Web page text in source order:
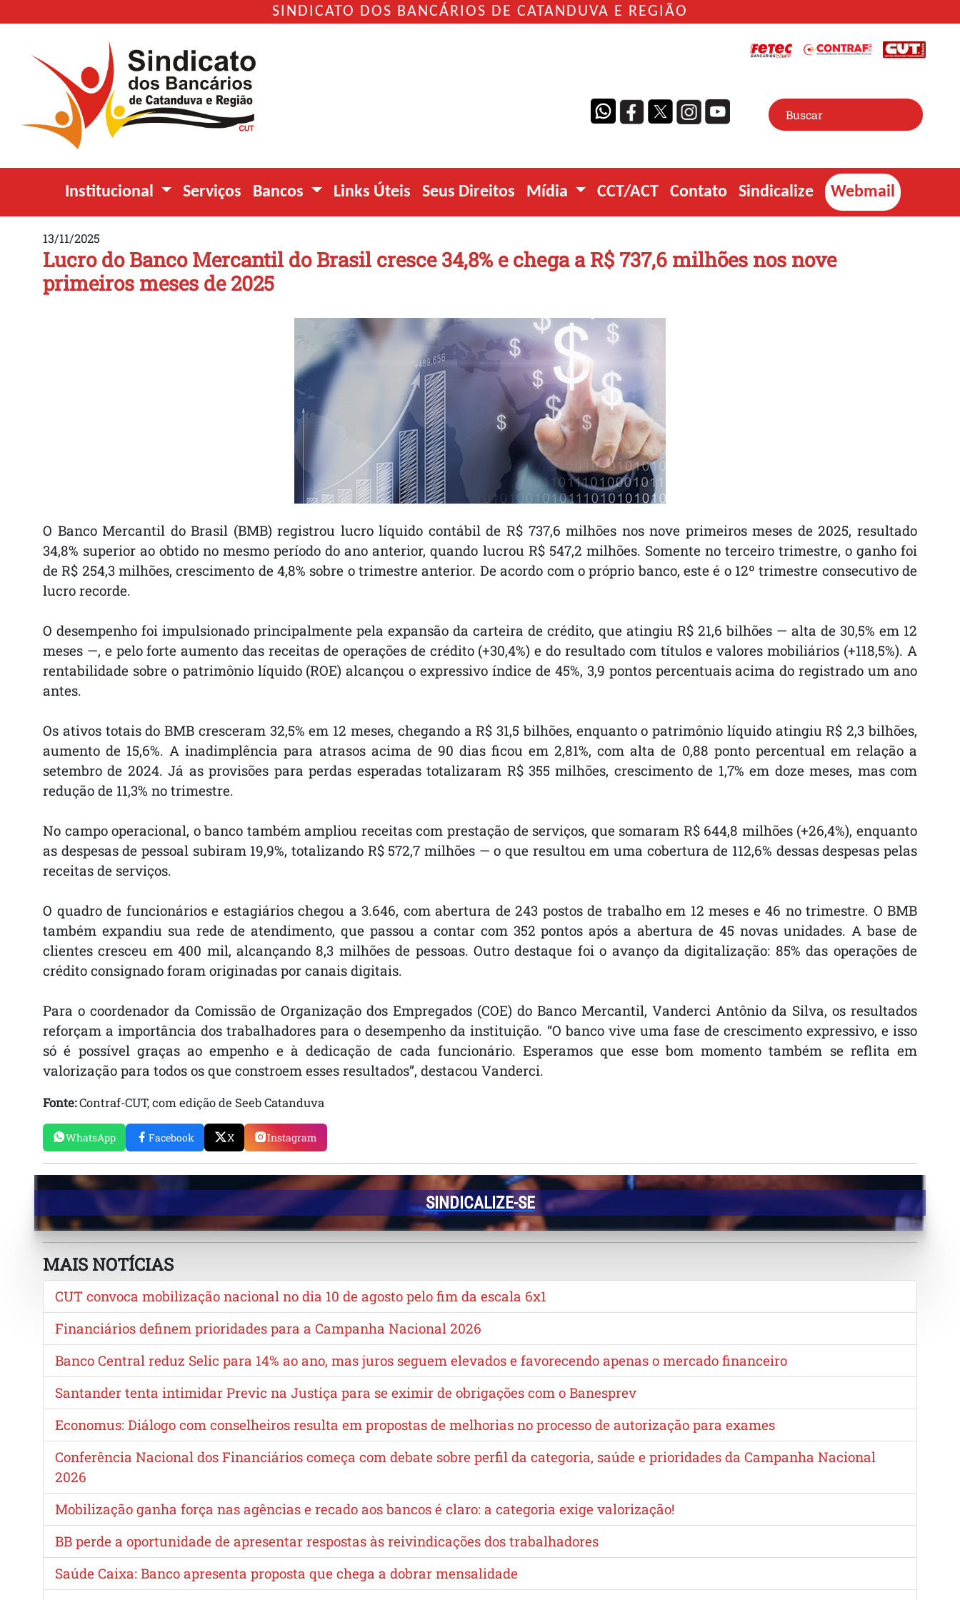
SINDICATO DOS BANCÁRIOS DE CATANDUVA E REGIÃO
Institucional Serviços Bancos Links Úteis Seus Direitos Mídia CCT/ACT Contato Sindicalize Webmail
13/11/2025
Lucro do Banco Mercantil do Brasil cresce 34,8% e chega a R$ 737,6 milhões nos nove
primeiros meses de 2025
O Banco Mercantil do Brasil (BMB) registrou lucro líquido contábil de R$ 737,6 milhões nos nove primeiros meses de 2025, resultado
34,8% superior ao obtido no mesmo período do ano anterior, quando lucrou R$ 547,2 milhões. Somente no terceiro trimestre, o ganho foi
de R$ 254,3 milhões, crescimento de 4,8% sobre o trimestre anterior. De acordo com o próprio banco, este é o 12º trimestre consecutivo de
lucro recorde.
O desempenho foi impulsionado principalmente pela expansão da carteira de crédito, que atingiu R$ 21,6 bilhões — alta de 30,5% em 12
meses —, e pelo forte aumento das receitas de operações de crédito (+30,4%) e do resultado com títulos e valores mobiliários (+118,5%). A
rentabilidade sobre o patrimônio líquido (ROE) alcançou o expressivo índice de 45%, 3,9 pontos percentuais acima do registrado um ano
antes.
Os ativos totais do BMB cresceram 32,5% em 12 meses, chegando a R$ 31,5 bilhões, enquanto o patrimônio líquido atingiu R$ 2,3 bilhões,
aumento de 15,6%. A inadimplência para atrasos acima de 90 dias ficou em 2,81%, com alta de 0,88 ponto percentual em relação a
setembro de 2024. Já as provisões para perdas esperadas totalizaram R$ 355 milhões, crescimento de 1,7% em doze meses, mas com
redução de 11,3% no trimestre.
No campo operacional, o banco também ampliou receitas com prestação de serviços, que somaram R$ 644,8 milhões (+26,4%), enquanto
as despesas de pessoal subiram 19,9%, totalizando R$ 572,7 milhões — o que resultou em uma cobertura de 112,6% dessas despesas pelas
receitas de serviços.
O quadro de funcionários e estagiários chegou a 3.646, com abertura de 243 postos de trabalho em 12 meses e 46 no trimestre. O BMB
também expandiu sua rede de atendimento, que passou a contar com 352 pontos após a abertura de 45 novas unidades. A base de
clientes cresceu em 400 mil, alcançando 8,3 milhões de pessoas. Outro destaque foi o avanço da digitalização: 85% das operações de
crédito consignado foram originadas por canais digitais.
Para o coordenador da Comissão de Organização dos Empregados (COE) do Banco Mercantil, Vanderci Antônio da Silva, os resultados
reforçam a importância dos trabalhadores para o desempenho da instituição. “O banco vive uma fase de crescimento expressivo, e isso
só é possível graças ao empenho e à dedicação de cada funcionário. Esperamos que esse bom momento também se reflita em
valorização para todos os que constroem esses resultados”, destacou Vanderci.
Fonte:Contraf-CUT, com edição de Seeb Catanduva
WhatsApp Facebook X Instagram
SINDICALIZE-SE
MAIS NOTÍCIAS
CUT convoca mobilização nacional no dia 10 de agosto pelo fim da escala 6x1
Financiários definem prioridades para a Campanha Nacional 2026
Banco Central reduz Selic para 14% ao ano, mas juros seguem elevados e favorecendo apenas o mercado financeiro
Santander tenta intimidar Previc na Justiça para se eximir de obrigações com o Banesprev
Economus: Diálogo com conselheiros resulta em propostas de melhorias no processo de autorização para exames
Conferência Nacional dos Financiários começa com debate sobre perfil da categoria, saúde e prioridades da Campanha Nacional
2026
Mobilização ganha força nas agências e recado aos bancos é claro: a categoria exige valorização!
BB perde a oportunidade de apresentar respostas às reivindicações dos trabalhadores
Saúde Caixa: Banco apresenta proposta que chega a dobrar mensalidade